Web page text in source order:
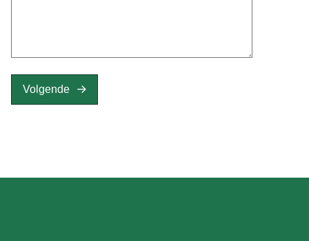
Volgende